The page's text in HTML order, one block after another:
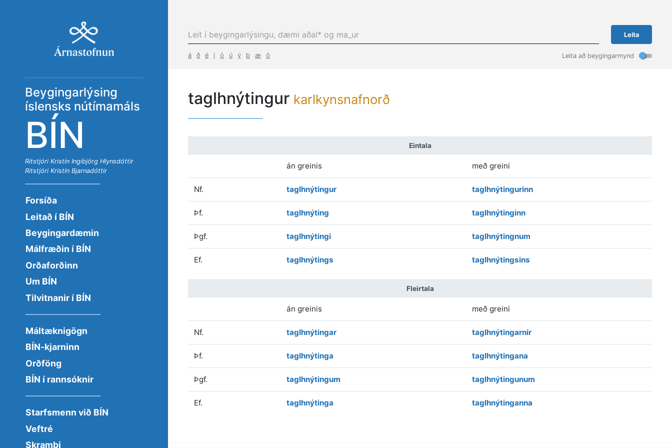
Beygingarlýsing
íslensks nútímamáls
BÍN
Ritstjóri Kristín Ingibjörg Hlynsdóttir
Ritstjóri Kristín Bjarnadóttir
Forsíða
Leitað í BÍN
Beygingardæmin
Málfræðin í BÍN
Orðaforðinn
Um BÍN
Tilvitnanir í BÍN
Máltæknigögn
BÍN-kjarninn
Orðföng
BÍN í rannsóknir
Starfsmenn við BÍN
Veftré
Skrambi
Leita
á ð é í ó ú ý þ æ ö Leita að beygingarmynd
taglhnýtingur karlkynsnafnorð
Eintala
án greinis með greini
Nf. taglhnýtingur taglhnýtingurinn
Þf. taglhnýting taglhnýtinginn
Þgf. taglhnýtingi taglhnýtingnum
Ef. taglhnýtings taglhnýtingsins
Fleirtala
án greinis með greini
Nf. taglhnýtingar taglhnýtingarnir
Þf. taglhnýtinga taglhnýtingana
Þgf. taglhnýtingum taglhnýtingunum
Ef. taglhnýtinga taglhnýtinganna